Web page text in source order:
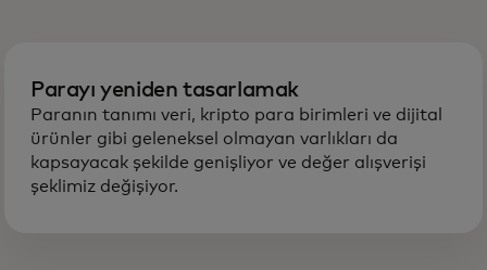
Parayı yeniden tasarlamak
Paranın tanımı veri, kripto para birimleri ve dijital
ürünler gibi geleneksel olmayan varlıkları da
kapsayacak şekilde genişliyor ve değer alışverişi
şeklimiz değişiyor.